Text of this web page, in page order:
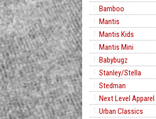
Bamboo
Mantis
Mantis Kids
Mantis Mini
Babybugz
Stanley/Stella
Stedman
Next Level Apparel
Urban Classics